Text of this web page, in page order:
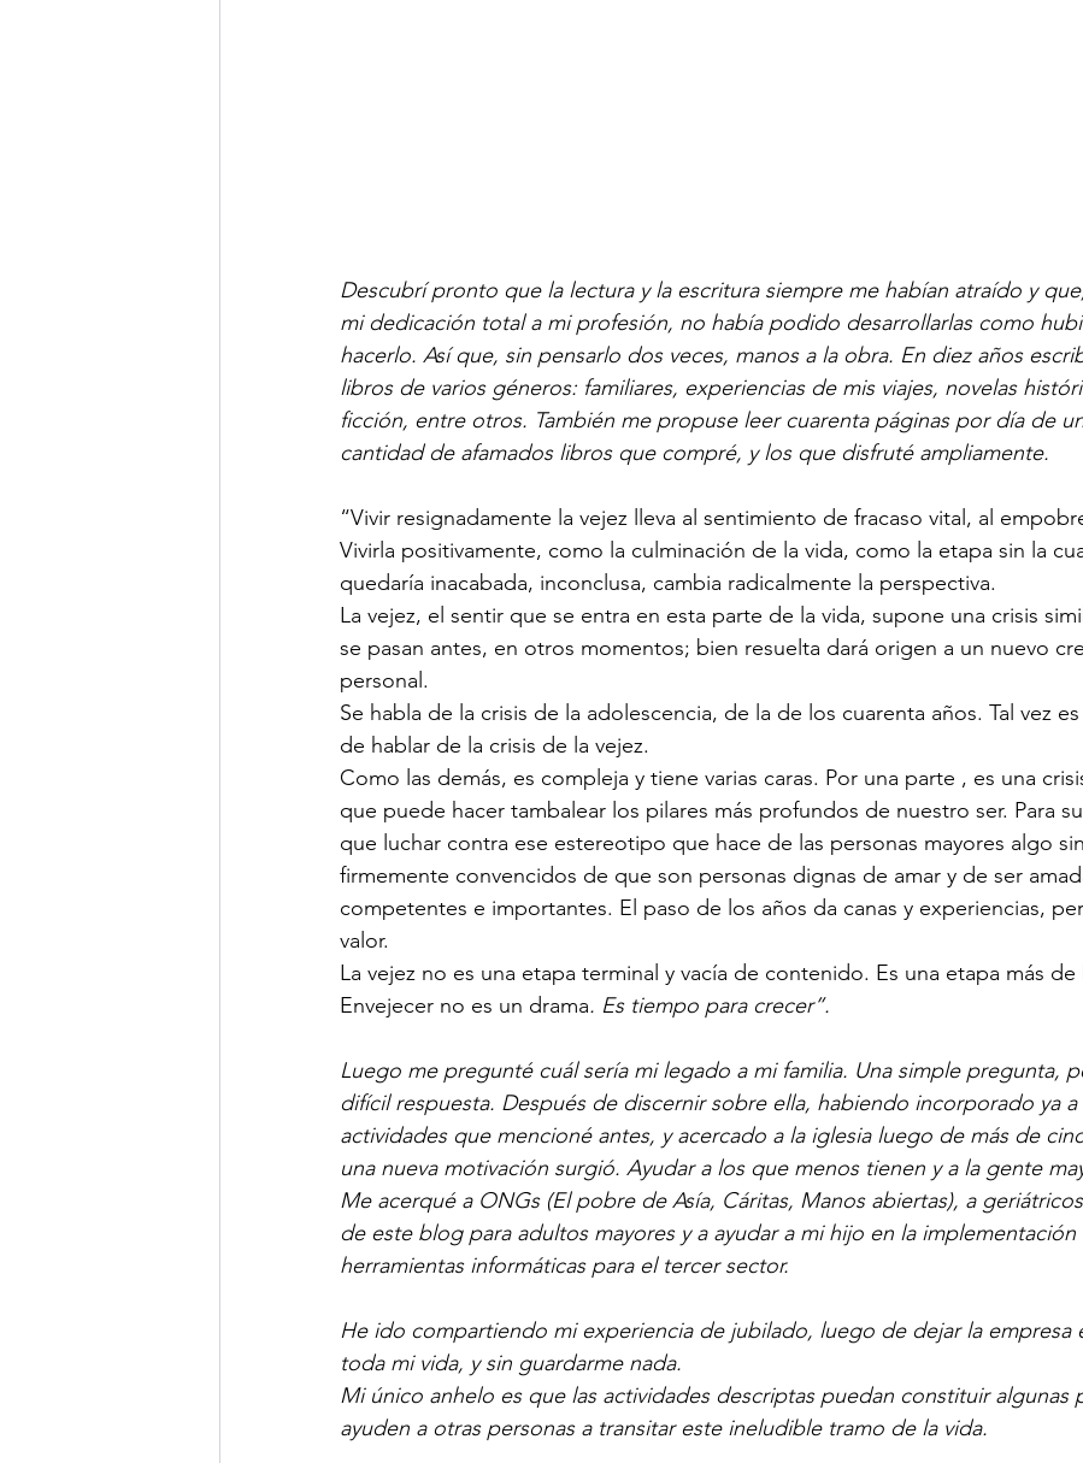
Descubrí pronto que la lectura y la escritura siempre me habían atraído y
mi dedicación total a mi profesión, no había podido desarrollarlas como
hacerlo. Así que, sin pensarlo dos veces, manos a la obra. En diez años
libros de varios géneros: familiares, experiencias de mis viajes, novelas
ficción, entre otros. También me propuse leer cuarenta páginas por día de
cantidad de afamados libros que compré, y los que disfruté ampliamente.
“Vivir resignadamente la vejez lleva al sentimiento de fracaso vital, al
Vivirla positivamente, como la culminación de la vida, como la etapa sin la
quedaría inacabada, inconclusa, cambia radicalmente la perspectiva.
La vejez, el sentir que se entra en esta parte de la vida, supone una crisis
se pasan antes, en otros momentos; bien resuelta dará origen a un nuevo
personal.
Se habla de la crisis de la adolescencia, de la de los cuarenta años. Tal vez
de hablar de la crisis de la vejez.
Como las demás, es compleja y tiene varias caras. Por una parte , es una
que puede hacer tambalear los pilares más profundos de nuestro ser. Para
que luchar contra ese estereotipo que hace de las personas mayores algo
firmemente convencidos de que son personas dignas de amar y de ser
competentes e importantes. El paso de los años da canas y experiencias,
valor.
La vejez no es una etapa terminal y vacía de contenido. Es una etapa más de
Envejecer no es un drama. Es tiempo para crecer”.
Luego me pregunté cuál sería mi legado a mi familia. Una simple pregunta,
difícil respuesta. Después de discernir sobre ella, habiendo incorporado ya a
actividades que mencioné antes, y acercado a la iglesia luego de más de
una nueva motivación surgió. Ayudar a los que menos tienen y a la gente
Me acerqué a ONGs (El pobre de Asía, Cáritas, Manos abiertas), a
de este blog para adultos mayores y a ayudar a mi hijo en la
herramientas informáticas para el tercer sector.
He ido compartiendo mi experiencia de jubilado, luego de dejar la empresa
toda mi vida, y sin guardarme nada.
Mi único anhelo es que las actividades descriptas puedan constituir algunas
ayuden a otras personas a transitar este ineludible tramo de la vida.